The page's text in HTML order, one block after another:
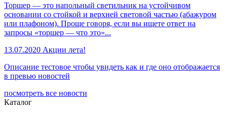
Торшер — это напольный светильник на устойчивом
основании со стойкой и верхней световой частью (абажуром
или плафоном). Проще говоря, если вы ищете ответ на
запросы «торшер — что это»...
13.07.2020 Акции лета!
Описание тестовое чтобы увидеть как и где оно отображается
в превью новостей
посмотреть все новости
Каталог